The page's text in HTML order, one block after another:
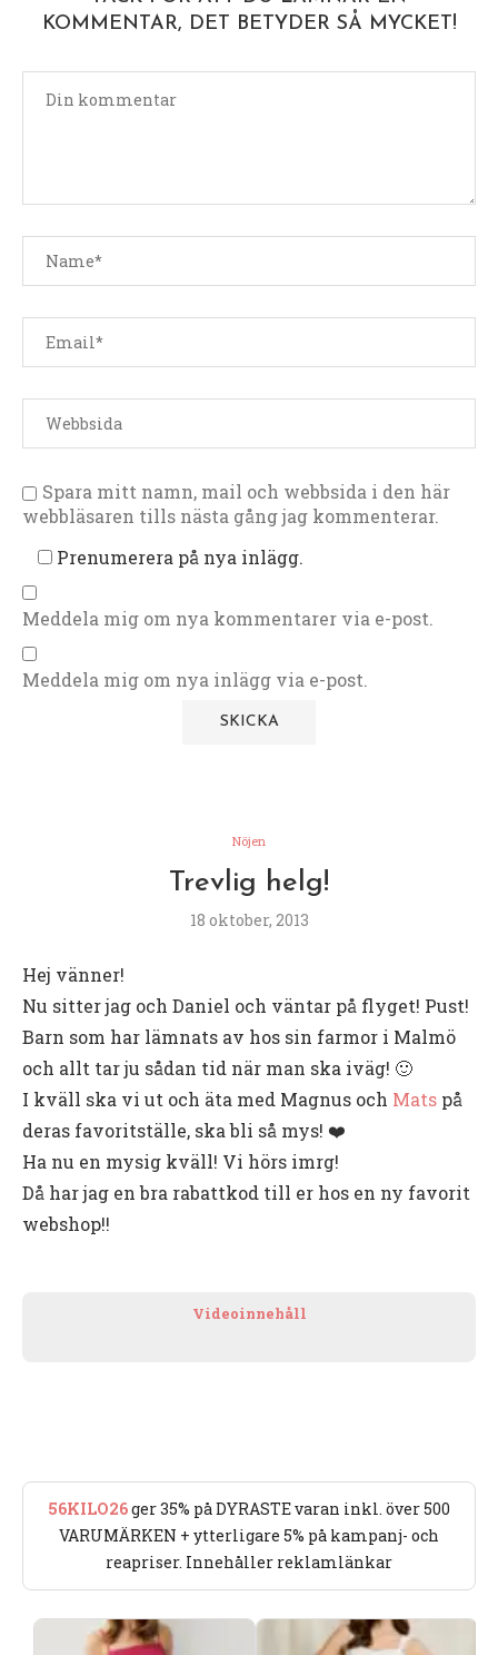
KOMMENTAR, DET BETYDER SÅ MYCKET!
Spara mitt namn, mail och webbsida i den här
webbläsaren tills nästa gång jag kommenterar.
Prenumerera på nya inlägg.
Meddela mig om nya kommentarer via e-post.
Meddela mig om nya inlägg via e-post.
Nöjen
Trevlig helg!
18 oktober, 2013
Hej vänner!
Nu sitter jag och Daniel och väntar på flyget! Pust!
Barn som har lämnats av hos sin farmor i Malmö
och allt tar ju sådan tid när man ska iväg! 🙂
I kväll ska vi ut och äta med Magnus och Mats på
deras favoritställe, ska bli så mys! ❤️
Ha nu en mysig kväll! Vi hörs imrg!
Då har jag en bra rabattkod till er hos en ny favorit
webshop!!